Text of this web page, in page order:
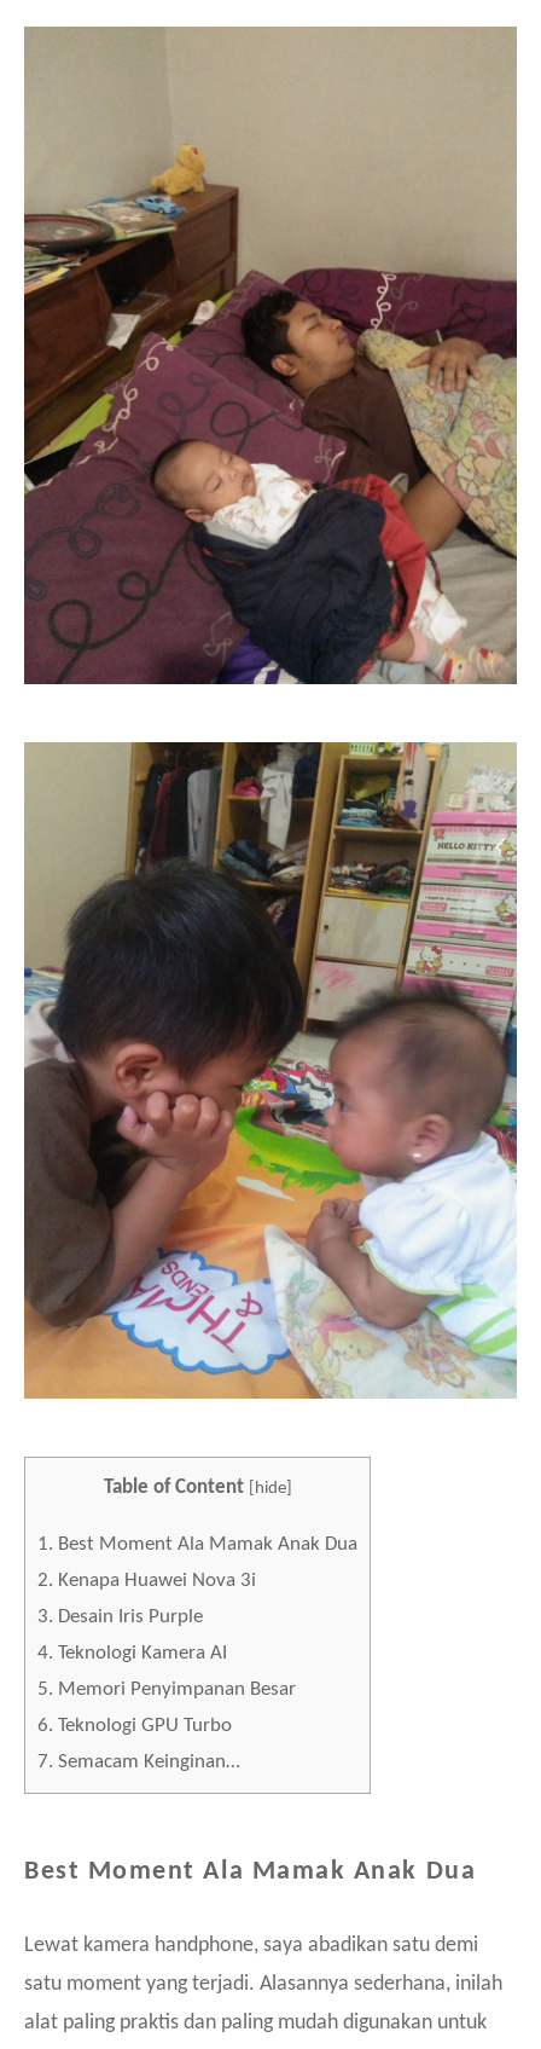
Table of Content hide]
1. Best Moment Ala Mamak Anak Dua
2. Kenapa Huawei Nova 3i
3. Desain Iris Purple
4. Teknologi Kamera AI
5. Memori Penyimpanan Besar
6. Teknologi GPU Turbo
7. Semacam Keinginan…
Best Moment Ala Mamak Anak Dua
Lewat kamera handphone, saya abadikan satu demi
satu moment yang terjadi. Alasannya sederhana, inilah
alat paling praktis dan paling mudah digunakan untuk